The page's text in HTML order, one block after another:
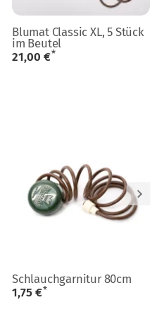
Blumat Classic XL, 5 Stück
im Beutel
21,00 €*
Schlauchgarnitur 80cm
1,75 €*